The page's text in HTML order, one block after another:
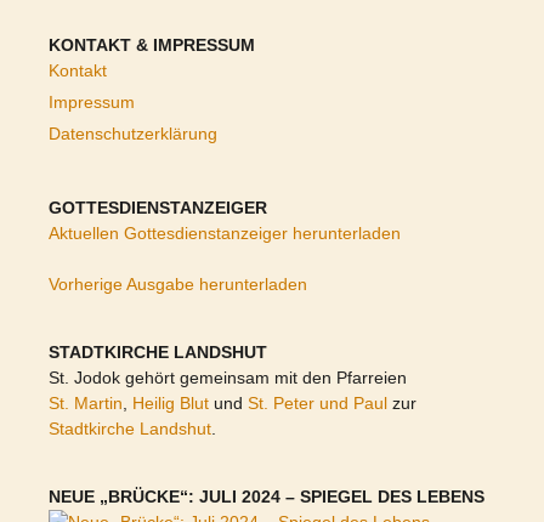
KONTAKT & IMPRESSUM
Kontakt
Impressum
Datenschutzerklärung
GOTTESDIENSTANZEIGER
Aktuellen Gottesdienstanzeiger herunterladen
Vorherige Ausgabe herunterladen
STADTKIRCHE LANDSHUT
St. Jodok gehört gemeinsam mit den Pfarreien
St. Martin
Heilig Blut und St. Peter und Paul zur
Stadtkirche Landshut
NEUE „BRÜCKE“: JULI 2024 – SPIEGEL DES LEBENS